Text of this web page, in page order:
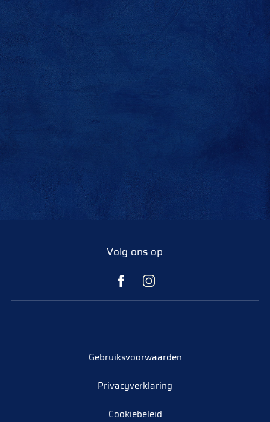
Volg ons op
Gebruiksvoorwaarden
Privacyverklaring
Cookiebeleid